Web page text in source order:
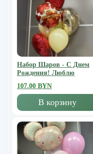
Набор Шаров - С Днем
Рождения! Люблю
107.00 BYN
В корзину